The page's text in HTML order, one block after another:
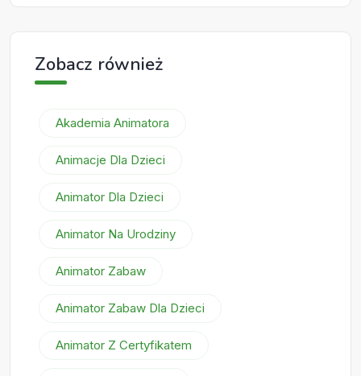
Zobacz również
Akademia Animatora
Animacje Dla Dzieci
Animator Dla Dzieci
Animator Na Urodziny
Animator Zabaw
Animator Zabaw Dla Dzieci
Animator Z Certyfikatem